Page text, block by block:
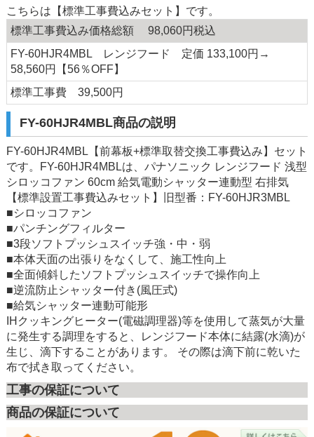
こちらは【標準工事費込みセット】です。
標準工事費込み価格総額 98,060円税込
FY-60HJR4MBL レンジフード 定価 133,100円→
58,560円【56％OFF】
標準工事費 39,500円
FY-60HJR4MBL商品の説明
FY-60HJR4MBL【前幕板+標準取替交換工事費込み】セット
です。FY-60HJR4MBLは、パナソニック レンジフード 浅型
シロッコファン 60cm 給気電動シャッター連動型 右排気
【標準設置工事費込みセット】旧型番：FY-60HJR3MBL
■シロッコファン
■パンチングフィルター
■3段ソフトプッシュスイッチ強・中・弱
■本体天面の出張りをなくして、施工性向上
■全面傾斜したソフトプッシュスイッチで操作向上
■逆流防止シャッター付き(風圧式)
■給気シャッター連動可能形
IHクッキングヒーター(電磁調理器)等を使用して蒸気が大量
に発生する調理をすると、レンジフード本体に結露(水滴)が
生じ、滴下することがあります。 その際は滴下前に乾いた
布で拭き取ってください。
工事の保証について
商品の保証について